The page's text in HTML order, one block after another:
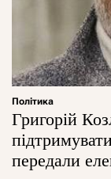
Політика
Григорій
передали